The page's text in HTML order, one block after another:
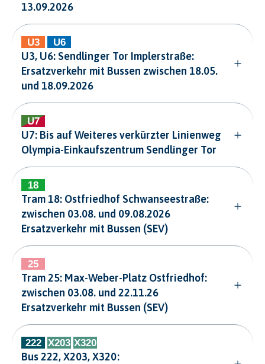
13.09.2026
U3, U6: Sendlinger Tor Implerstraße:
Ersatzverkehr mit Bussen zwischen 18.05.
und 18.09.2026
U7: Bis auf Weiteres verkürzter Linienweg
Olympia-Einkaufszentrum Sendlinger Tor
Tram 18: Ostfriedhof Schwanseestraße:
zwischen 03.08. und 09.08.2026
Ersatzverkehr mit Bussen (SEV)
Tram 25: Max-Weber-Platz Ostfriedhof:
zwischen 03.08. und 22.11.26
Ersatzverkehr mit Bussen (SEV)
Bus 222, X203, X320: